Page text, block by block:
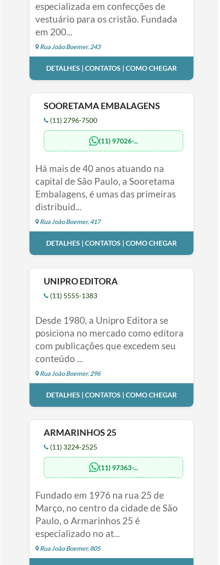
especializada em confecções de
vestuário para os cristão. Fundada
em 200...
Rua João Boemer, 243
DETALHES | CONTATOS | COMO CHEGAR
SOORETAMA EMBALAGENS
(11) 2796-7500
(11) 97026-...
Há mais de 40 anos atuando na
capital de São Paulo, a Sooretama
Embalagens, é umas das primeiras
distribuid...
Rua João Boemer, 417
DETALHES | CONTATOS | COMO CHEGAR
UNIPRO EDITORA
(11) 5555-1383
Desde 1980, a Unipro Editora se
posiciona no mercado como editora
com publicações que excedem seu
conteúdo ...
Rua João Boemer, 296
DETALHES | CONTATOS | COMO CHEGAR
ARMARINHOS 25
(11) 3224-2525
(11) 97363-...
Fundado em 1976 na rua 25 de
Março, no centro da cidade de São
Paulo, o Armarinhos 25 é
especializado no at...
Rua João Boemer, 805